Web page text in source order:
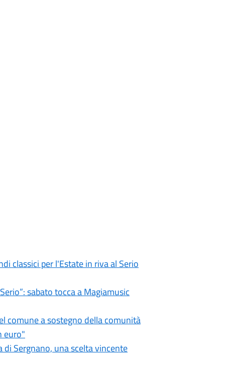
classici per l'Estate in riva al Serio
sabato tocca a Magiamusic
comune a sostegno della comunità
euro"
di Sergnano, una scelta vincente